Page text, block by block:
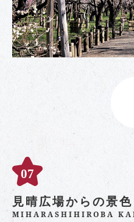
見晴広場からの景色
MIHARASHIHIROBA